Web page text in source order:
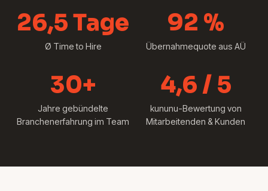
26,5 Tage
Ø Time to Hire
92 %
Übernahmequote aus AÜ
30+
Jahre gebündelte
Branchenerfahrung im Team
4,6 / 5
kununu-Bewertung von
Mitarbeitenden & Kunden